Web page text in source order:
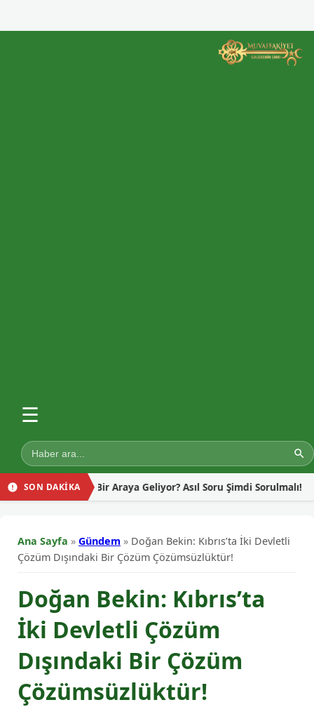
☰
SON DAKİKA
İçin Neden Bir Araya Geliyor? Asıl Soru Şimdi Sorulmalı!
Ana Sayfa » Gündem » Doğan Bekin: Kıbrıs’ta İki Devletli
Çözüm Dışındaki Bir Çözüm Çözümsüzlüktür!
Doğan Bekin: Kıbrıs’ta
İki Devletli Çözüm
Dışındaki Bir Çözüm
Çözümsüzlüktür!